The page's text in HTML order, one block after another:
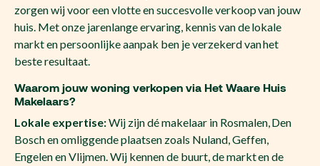
zorgen wij voor een vlotte en succesvolle verkoop van jouw
huis. Met onze jarenlange ervaring, kennis van de lokale
markt en persoonlijke aanpak ben je verzekerd van het
beste resultaat.
Waarom jouw woning verkopen via Het Waare Huis
Makelaars?
Lokale expertise:Wij zijn dé makelaar in Rosmalen, Den
Bosch en omliggende plaatsen zoals Nuland, Geffen,
Engelen en Vlijmen. Wij kennen de buurt, de markt en de